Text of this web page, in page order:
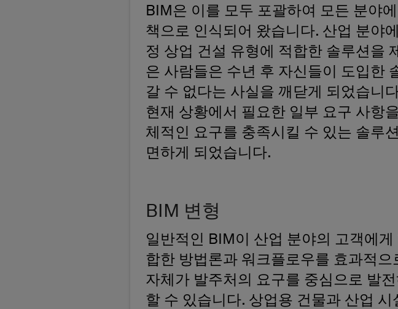
BIM은 이를 모두 포괄하여 모든 분야
책으로 인식되어 왔습니다. 산업 분야
정 상업 건설 유형에 적합한 솔루션을
은 사람들은 수년 후 자신들이 도입한
갈 수 없다는 사실을 깨닫게 되었습니
현재 상황에서 필요한 일부 요구 사항
체적인 요구를 충족시킬 수 있는 솔루
면하게 되었습니다.
BIM 변형
일반적인 BIM이 산업 분야의 고객에
합한 방법론과 워크플로우를 효과적
자체가 발주처의 요구를 중심으로 발
할 수 있습니다. 상업용 건물과 산업